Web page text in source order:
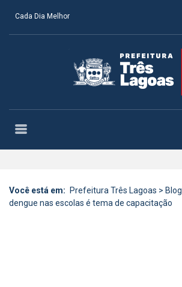
Cada Dia Melhor
Você está em: Prefeitura Três Lagoas > Blog
dengue nas escolas é tema de capacitação